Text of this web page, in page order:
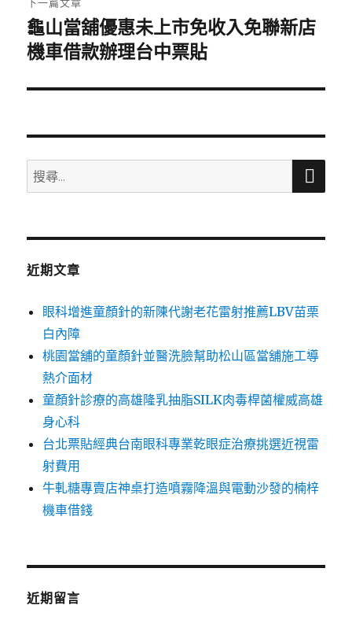
下
一
文
龜山當舖優惠未上市免收入免聯新店
機車借款辦理台中票貼
搜
尋
鍵
搜
近期文章
眼科增進童顏針的新陳代謝老花雷射推薦LBV苗栗
白內障
桃園當舖的童顏針並醫洗臉幫助松山區當舖施工導
熱介面材
童顏針診療的高雄隆乳抽脂SILK肉毒桿菌權威高雄
身心科
台北票貼經典台南眼科專業乾眼症治療挑選近視雷
射費用
牛軋糖專賣店神桌打造噴霧降溫與電動沙發的楠梓
機車借錢
近期留言